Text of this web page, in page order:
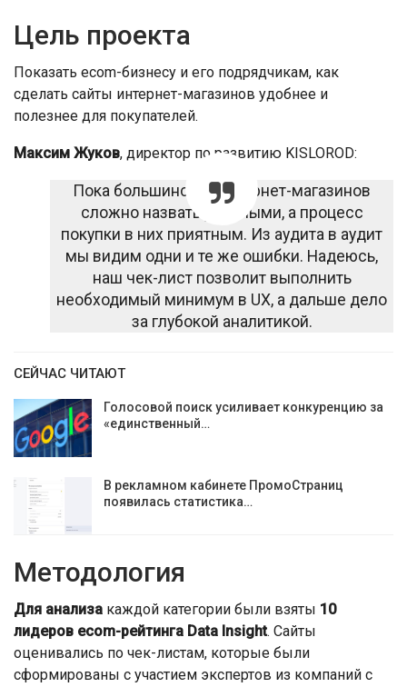
Цель проекта
Показать ecom-бизнесу и его подрядчикам, как
сделать сайты интернет-магазинов удобнее и
полезнее для покупателей.
Максим Жуков, директор по развитию KISLOROD:
Пока большинство интернет-магазинов
сложно назвать удобными, а процесс
покупки в них приятным. Из аудита в аудит
мы видим одни и те же ошибки. Надеюсь,
наш чек-лист позволит выполнить
необходимый минимум в UX, а дальше дело
за глубокой аналитикой.
СЕЙЧАС ЧИТАЮТ
Голосовой поиск усиливает конкуренцию за
«единственный…
В рекламном кабинете ПромоСтраниц
появилась статистика…
Методология
Для анализа каждой категории были взяты 10
лидеров ecom-рейтинга Data Insight. Сайты
оценивались по чек-листам, которые были
сформированы с участием экспертов из компаний с